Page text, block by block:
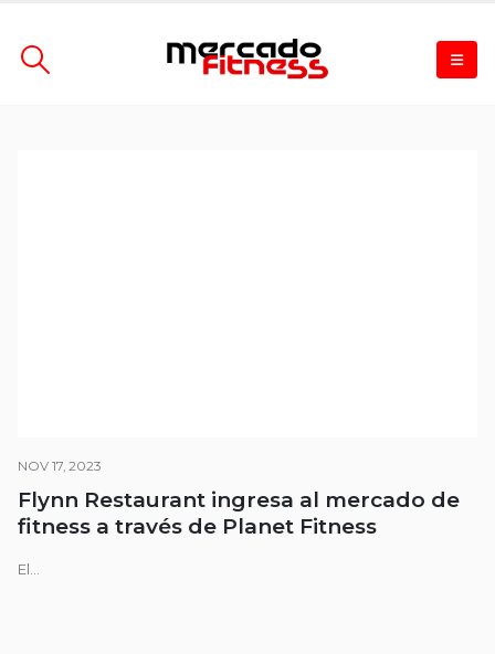
NOV 17, 2023
Flynn Restaurant ingresa al mercado de
fitness a través de Planet Fitness
El...